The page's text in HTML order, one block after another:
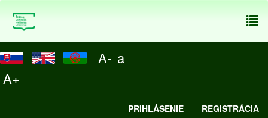
A- a
A+
PRIHLÁSENIE REGISTRÁCIA